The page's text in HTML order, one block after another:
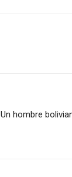
Un hombre